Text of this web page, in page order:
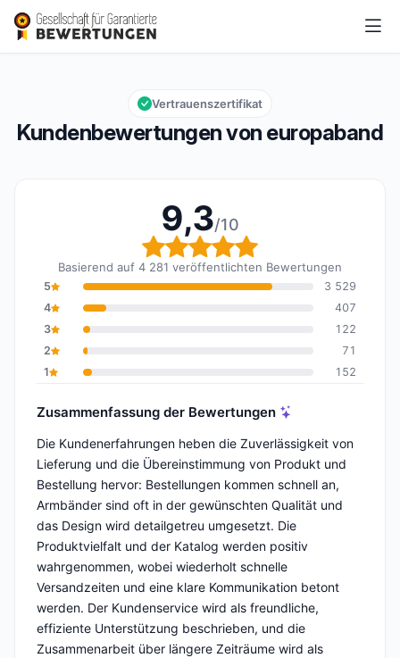
europaband
Gesamtbewertung: 9,3 von 10
9,3/10
Kundenbewertungen von europaband
Vertrauenszertifikat
9,3/10
Gesamtbewertung: 9,3
Basierend auf 4 281 veröffentlichten Bewertungen
5
3 529
4
407
3
122
2
71
1
152
Zusammenfassung der Bewertungen
Die Kundenerfahrungen heben die Zuverlässigkeit von
Lieferung und die Übereinstimmung von Produkt und
Bestellung hervor: Bestellungen kommen schnell an,
Armbänder sind oft in der gewünschten Qualität und
das Design wird detailgetreu umgesetzt. Die
Produktvielfalt und der Katalog werden positiv
wahrgenommen, wobei wiederholt schnelle
Versandzeiten und eine klare Kommunikation betont
werden. Der Kundenservice wird als freundliche,
effiziente Unterstützung beschrieben, und die
Zusammenarbeit über längere Zeiträume wird als